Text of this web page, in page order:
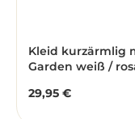
Kleid kurzärmlig
Garden weiß /
Regulärer Preis:
29,95 €